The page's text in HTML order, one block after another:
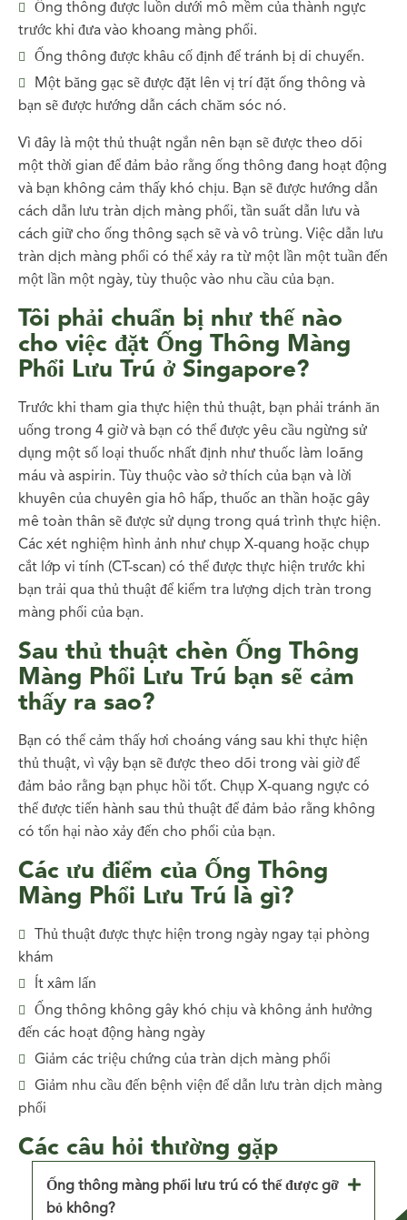
Ống thông được luồn dưới mô mềm của thành ngực
trước khi đưa vào khoang màng phổi.
Ống thông được khâu cố định để tránh bị di chuyển.
Một băng gạc sẽ được đặt lên vị trí đặt ống thông và
bạn sẽ được hướng dẫn cách chăm sóc nó.
Vì đây là một thủ thuật ngắn nên bạn sẽ được theo dõi
một thời gian để đảm bảo rằng ống thông đang hoạt động
và bạn không cảm thấy khó chịu. Bạn sẽ được hướng dẫn
cách dẫn lưu tràn dịch màng phổi, tần suất dẫn lưu và
cách giữ cho ống thông sạch sẽ và vô trùng. Việc dẫn lưu
tràn dịch màng phổi có thể xảy ra từ một lần một tuần đến
một lần một ngày, tùy thuộc vào nhu cầu của bạn.
Tôi phải chuẩn bị như thế nào
cho việc đặt Ống Thông Màng
Phổi Lưu Trú ở Singapore?
Trước khi tham gia thực hiện thủ thuật, bạn phải tránh ăn
uống trong 4 giờ và bạn có thể được yêu cầu ngừng sử
dụng một số loại thuốc nhất định như thuốc làm loãng
máu và aspirin. Tùy thuộc vào sở thích của bạn và lời
khuyên của chuyên gia hô hấp, thuốc an thần hoặc gây
mê toàn thân sẽ được sử dụng trong quá trình thực hiện.
Các xét nghiệm hình ảnh như chụp X-quang hoặc chụp
cắt lớp vi tính (CT-scan) có thể được thực hiện trước khi
bạn trải qua thủ thuật để kiểm tra lượng dịch tràn trong
màng phổi của bạn.
Sau thủ thuật chèn Ống Thông
Màng Phổi Lưu Trú bạn sẽ cảm
thấy ra sao?
Bạn có thể cảm thấy hơi choáng váng sau khi thực hiện
thủ thuật, vì vậy bạn sẽ được theo dõi trong vài giờ để
đảm bảo rằng bạn phục hồi tốt. Chụp X-quang ngực có
thể được tiến hành sau thủ thuật để đảm bảo rằng không
có tổn hại nào xảy đến cho phổi của bạn.
Các ưu điểm của Ống Thông
Màng Phổi Lưu Trú là gì?
Thủ thuật được thực hiện trong ngày ngay tại phòng
khám
Ít xâm lấn
Ống thông không gây khó chịu và không ảnh hưởng
đến các hoạt động hàng ngày
Giảm các triệu chứng của tràn dịch màng phổi
Giảm nhu cầu đến bệnh viện để dẫn lưu tràn dịch màng
phổi
Các câu hỏi thường gặp
Ống thông màng phổi lưu trú có thể được gỡ
bỏ không?